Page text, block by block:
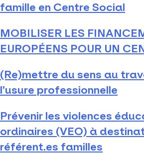
famille en Centre Social
MOBILISER LES
EUROPÉENS POUR UN
(Re)mettre du sens au
l’usure professionnelle
Prévenir les violences
ordinaires (VEO) à
référent.es familles